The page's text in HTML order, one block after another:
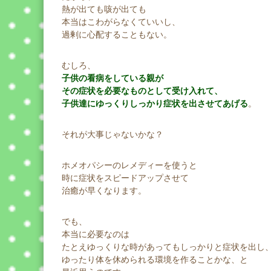
熱が出ても咳が出ても
本当はこわがらなくていいし、
過剰に心配することもない。
むしろ、
子供の看病をしている親が
その症状を必要なものとして受け入れて、
子供達にゆっくりしっかり症状を出させてあげる。
それが大事じゃないかな？
ホメオパシーのレメディーを使うと
時に症状をスピードアップさせて
治癒が早くなります。
でも、
本当に必要なのは
たとえゆっくりな時があってもしっかりと症状を出し
ゆったり体を休められる環境を作ることかな、と